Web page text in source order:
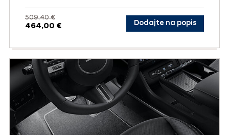
509,40 €
464,00 € Dodajte na popis